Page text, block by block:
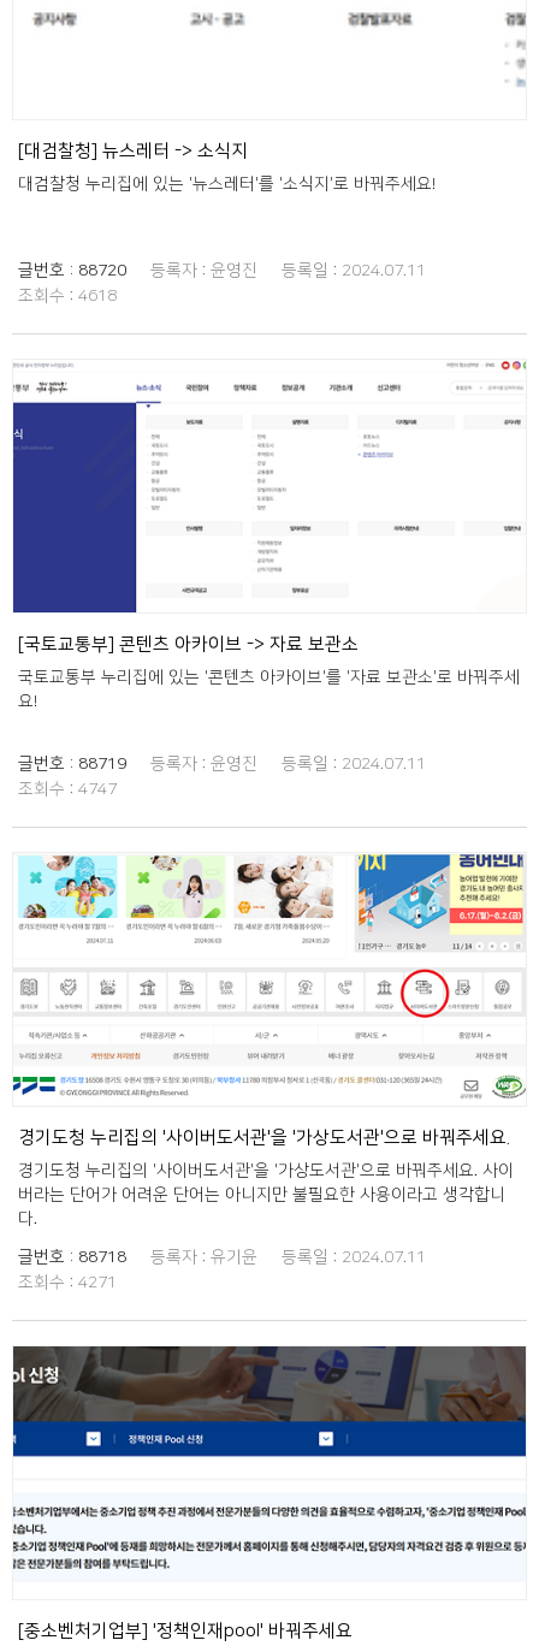
[대검찰청] 뉴스레터 -> 소식지
대검찰청 누리집에 있는 '뉴스레터'를 '소식지'로 바꿔주세요!
글번호 : 88720 등록자 : 윤영진 등록일 : 2024.07.11
조회수 : 4618
[국토교통부] 콘텐츠 아카이브 -> 자료 보관소
국토교통부 누리집에 있는 '콘텐츠 아카이브'를 '자료 보관소'로 바꿔주세
요!
글번호 : 88719 등록자 : 윤영진 등록일 : 2024.07.11
조회수 : 4747
경기도청 누리집의 '사이버도서관'을 '가상도서관'으로 바꿔주세요.
경기도청 누리집의 '사이버도서관'을 '가상도서관'으로 바꿔주세요. 사이
버라는 단어가 어려운 단어는 아니지만 불필요한 사용이라고 생각합니
다.
글번호 : 88718 등록자 : 유기윤 등록일 : 2024.07.11
조회수 : 4271
[중소벤처기업부] '정책인재pool' 바꿔주세요